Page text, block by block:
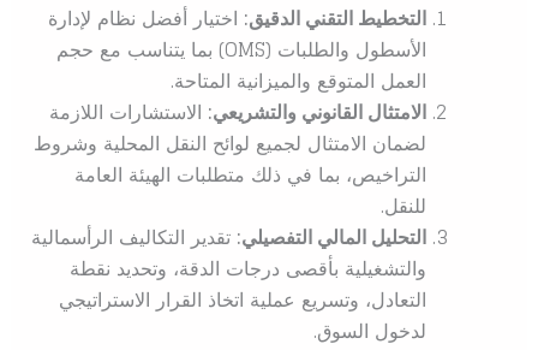
التخطيط التقني الدقيق:اختيار أفضل نظام لإدارة
الأسطول والطلبات (OMS) بما يتناسب مع حجم
العمل المتوقع والميزانية المتاحة.
الامتثال القانوني والتشريعي:الاستشارات اللازمة
لضمان الامتثال لجميع لوائح النقل المحلية وشروط
التراخيص، بما في ذلك متطلبات الهيئة العامة
للنقل.
التحليل المالي التفصيلي:تقدير التكاليف الرأسمالية
والتشغيلية بأقصى درجات الدقة، وتحديد نقطة
التعادل، وتسريع عملية اتخاذ القرار الاستراتيجي
لدخول السوق.